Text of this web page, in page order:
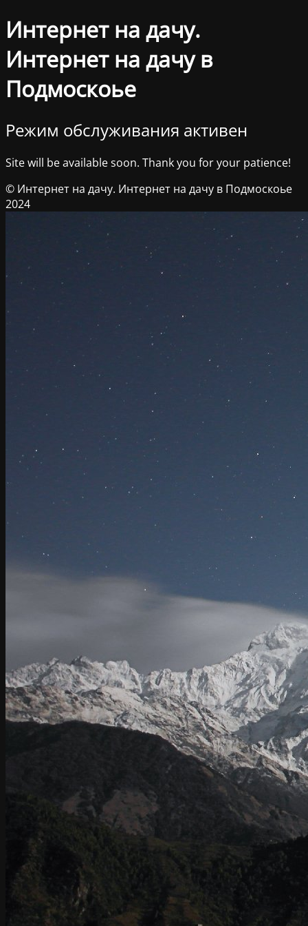
Интернет на дачу.
Интернет на дачу в
Подмоскоье
Режим обслуживания активен
Site will be available soon. Thank you for your patience!
© Интернет на дачу. Интернет на дачу в Подмоскоье
2024